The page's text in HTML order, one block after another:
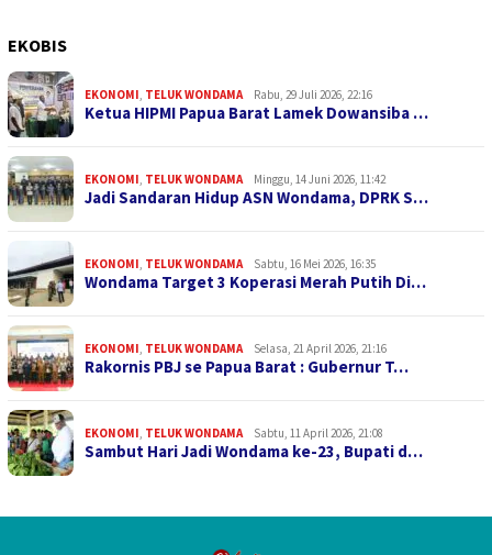
EKOBIS
EKONOMI TELUK WONDAMA Rabu, 29 Juli 2026, 22:16
Ketua HIPMI Papua Barat Lamek Dowansiba …
EKONOMI TELUK WONDAMA Minggu, 14 Juni 2026, 11:42
Jadi Sandaran Hidup ASN Wondama, DPRK S…
EKONOMI TELUK WONDAMA Sabtu, 16 Mei 2026, 16:35
Wondama Target 3 Koperasi Merah Putih Di…
EKONOMI TELUK WONDAMA Selasa, 21 April 2026, 21:16
Rakornis PBJ se Papua Barat : Gubernur T…
EKONOMI TELUK WONDAMA Sabtu, 11 April 2026, 21:08
Sambut Hari Jadi Wondama ke-23, Bupati d…